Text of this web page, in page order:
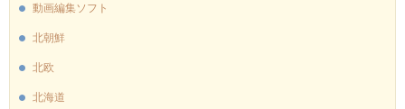
動画編集ソフト
北朝鮮
北欧
北海道